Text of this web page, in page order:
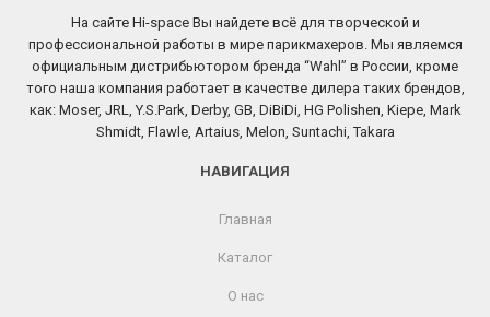
На сайте Hi-space Вы найдете всё для творческой и
профессиональной работы в мире парикмахеров. Мы являемся
официальным дистрибьютором бренда “Wahl” в России, кроме
того наша компания работает в качестве дилера таких брендов,
как: Moser, JRL, Y.S.Park, Derby, GB, DiBiDi, HG Polishen, Kiepe, Mark
Shmidt, Flawle, Artaius, Melon, Suntachi, Takara
НАВИГАЦИЯ
Главная
Каталог
О нас